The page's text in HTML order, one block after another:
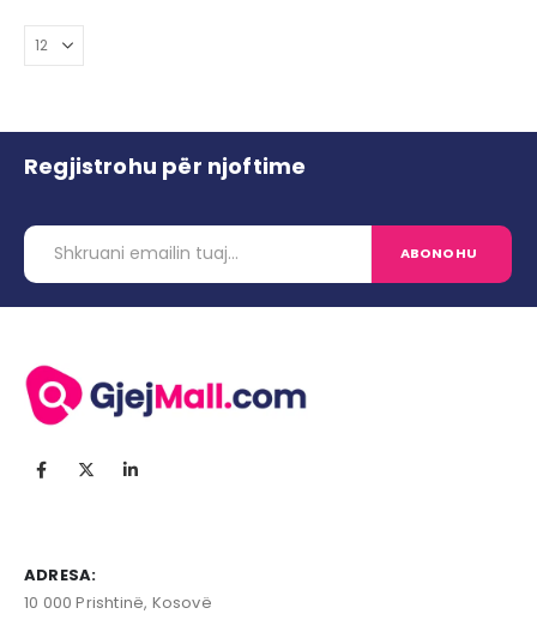
Regjistrohu për njoftime
ADRESA:
10 000 Prishtinë, Kosovë